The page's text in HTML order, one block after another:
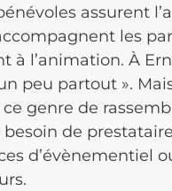
assurent
les
à l’animation. À
peu partout ».
genre de
de
d’évènementiel